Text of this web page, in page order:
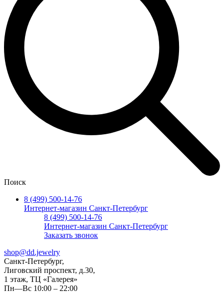
Поиск
8 (499) 500-14-76
Интернет-магазин Санкт-Петербург
8 (499) 500-14-76
Интернет-магазин Санкт-Петербург
Заказать звонок
shop@dd.jewelry
Санкт-Петербург,
Лиговский проспект, д.30,
1 этаж, ТЦ «Галерея»
Пн—Вс 10:00 – 22:00